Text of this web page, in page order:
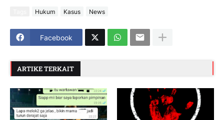
Hukum Kasus News
Facebook
ARTIKE TERKAIT